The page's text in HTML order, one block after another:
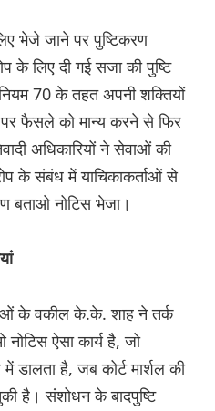
भेजे जाने पर पुष्टिकरण
के लिए दी गई सजा की पुष्टि
70 के तहत अपनी शक्तियों
फैसले को मान्य करने से फिर
अधिकारियों ने सेवाओं की
के संबंध में याचिकाकर्ताओं से
बताओ नोटिस भेजा।
के वकील के.के. शाह ने तर्क
ऐसा कार्य है, जो
डालता है, जब कोर्ट मार्शल की
है। संशोधन के बादपुष्टि